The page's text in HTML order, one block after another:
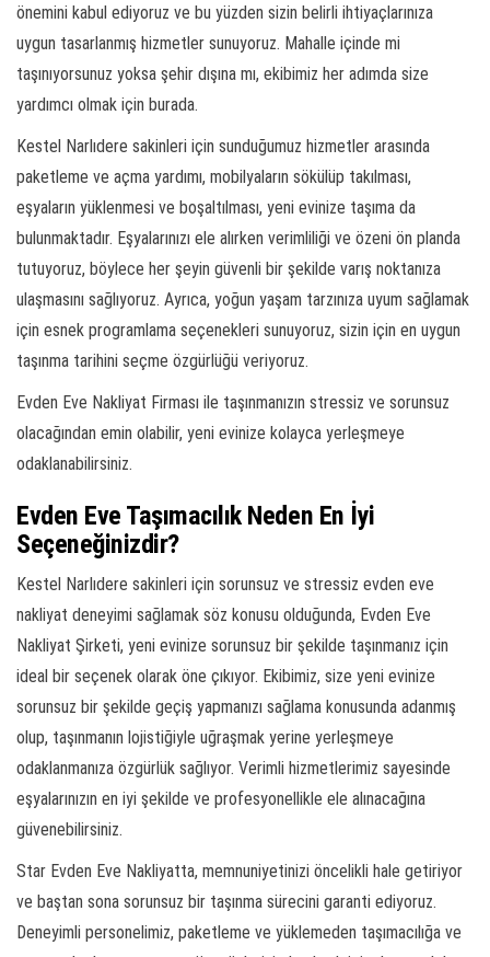
önemini kabul ediyoruz ve bu yüzden sizin belirli ihtiyaçlarınıza
uygun tasarlanmış hizmetler sunuyoruz. Mahalle içinde mi
taşınıyorsunuz yoksa şehir dışına mı, ekibimiz her adımda size
yardımcı olmak için burada.
Kestel Narlıdere sakinleri için sunduğumuz hizmetler arasında
paketleme ve açma yardımı, mobilyaların sökülüp takılması,
eşyaların yüklenmesi ve boşaltılması, yeni evinize taşıma da
bulunmaktadır. Eşyalarınızı ele alırken verimliliği ve özeni ön planda
tutuyoruz, böylece her şeyin güvenli bir şekilde varış noktanıza
ulaşmasını sağlıyoruz. Ayrıca, yoğun yaşam tarzınıza uyum sağlamak
için esnek programlama seçenekleri sunuyoruz, sizin için en uygun
taşınma tarihini seçme özgürlüğü veriyoruz.
Evden Eve Nakliyat Firması ile taşınmanızın stressiz ve sorunsuz
olacağından emin olabilir, yeni evinize kolayca yerleşmeye
odaklanabilirsiniz.
Evden Eve Taşımacılık Neden En İyi
Seçeneğinizdir?
Kestel Narlıdere sakinleri için sorunsuz ve stressiz evden eve
nakliyat deneyimi sağlamak söz konusu olduğunda, Evden Eve
Nakliyat Şirketi, yeni evinize sorunsuz bir şekilde taşınmanız için
ideal bir seçenek olarak öne çıkıyor. Ekibimiz, size yeni evinize
sorunsuz bir şekilde geçiş yapmanızı sağlama konusunda adanmış
olup, taşınmanın lojistiğiyle uğraşmak yerine yerleşmeye
odaklanmanıza özgürlük sağlıyor. Verimli hizmetlerimiz sayesinde
eşyalarınızın en iyi şekilde ve profesyonellikle ele alınacağına
güvenebilirsiniz.
Star Evden Eve Nakliyatta, memnuniyetinizi öncelikli hale getiriyor
ve baştan sona sorunsuz bir taşınma sürecini garanti ediyoruz.
Deneyimli personelimiz, paketleme ve yüklemeden taşımacılığa ve